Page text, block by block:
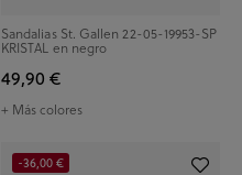
Sandalias St. Gallen 22-05-19953-SP
KRISTAL en negro
49,90 €
+ Más colores
-36,00 €